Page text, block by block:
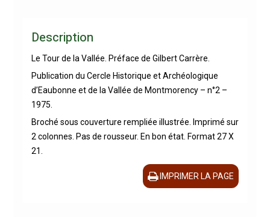
Description
Le Tour de la Vallée. Préface de Gilbert Carrère.
Publication du Cercle Historique et Archéologique
d’Eaubonne et de la Vallée de Montmorency – n°2 –
1975.
Broché sous couverture rempliée illustrée. Imprimé sur
2 colonnes. Pas de rousseur. En bon état. Format 27 X
21.
IMPRIMER LA PAGE